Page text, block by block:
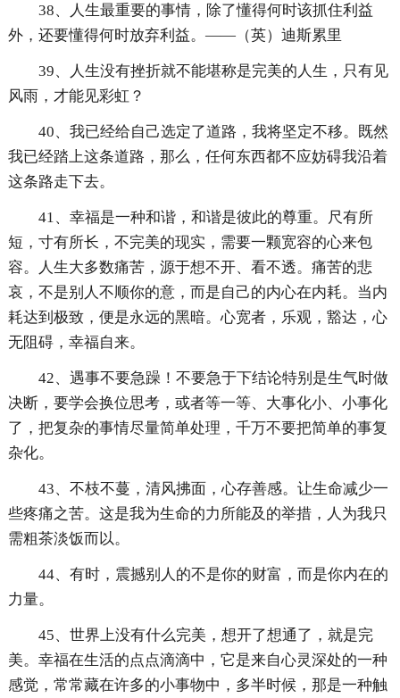
38、人生最重要的事情，除了懂得何时该抓住利益
外，还要懂得何时放弃利益。——（英）迪斯累里
39、人生没有挫折就不能堪称是完美的人生，只有见
风雨，才能见彩虹？
40、我已经给自己选定了道路，我将坚定不移。既然
我已经踏上这条道路，那么，任何东西都不应妨碍我沿着
这条路走下去。
41、幸福是一种和谐，和谐是彼此的尊重。尺有所
短，寸有所长，不完美的现实，需要一颗宽容的心来包
容。人生大多数痛苦，源于想不开、看不透。痛苦的悲
哀，不是别人不顺你的意，而是自己的内心在内耗。当内
耗达到极致，便是永远的黑暗。心宽者，乐观，豁达，心
无阻碍，幸福自来。
42、遇事不要急躁！不要急于下结论特别是生气时做
决断，要学会换位思考，或者等一等、大事化小、小事化
了，把复杂的事情尽量简单处理，千万不要把简单的事复
杂化。
43、不枝不蔓，清风拂面，心存善感。让生命减少一
些疼痛之苦。这是我为生命的力所能及的举措，人为我只
需粗茶淡饭而以。
44、有时，震撼别人的不是你的财富，而是你内在的
力量。
45、世界上没有什么完美，想开了想通了，就是完
美。幸福在生活的点点滴滴中，它是来自心灵深处的一种
感觉，常常藏在许多的小事物中，多半时候，那是一种触